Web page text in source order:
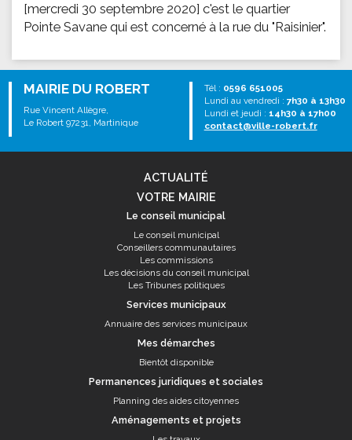
[mercredi 30 septembre 2020] c'est le quartier
Pointe Savane qui est concerné à la rue du "Raisinier".
MAIRIE DU ROBERT
Rue Vincent Allègre,
Le Robert 97231, Martinique
Tél : 0596 651005
Lundi au vendredi : 7h30 à 13h30
Lundi et jeudi : 14h30 à 17h00
contact@ville-robert.fr
ACTUALITÉ
VOTRE MAIRIE
Le conseil municipal
Le conseil municipal
Conseillers communautaires
Les commissions
Les décisions du conseil municipal
Les Tribunes politiques
Services municipaux
Annuaire des services municipaux
Mes démarches
Bientôt disponible
Permanences juridiques et sociales
Planning des aides citoyennes
Aménagements et projets